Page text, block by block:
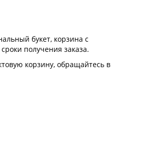
букет, корзина с
получения заказа.
корзину, обращайтесь в